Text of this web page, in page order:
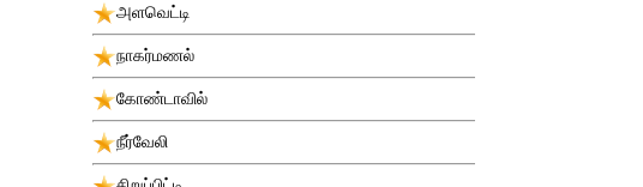
அளவெட்டி
நாகர்மணல்
கோண்டாவில்
நீர்வேலி